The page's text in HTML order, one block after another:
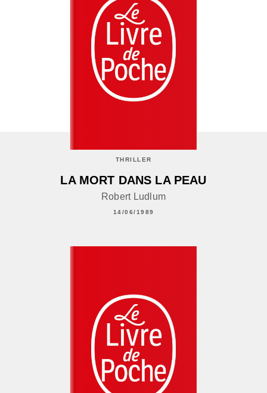
THRILLER
LA MORT DANS LA PEAU
Robert Ludlum
14/06/1989